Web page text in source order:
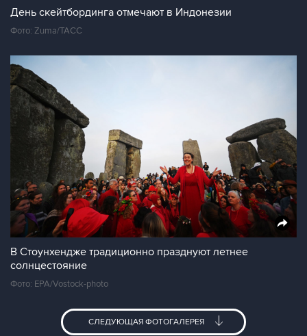
День скейтбординга отмечают в Индонезии
Фото: Zuma/ТАСС
В Стоунхендже традиционно празднуют летнее
солнцестояние
Фото: EPA/Vostock-photo
СЛЕДУЮЩАЯ ФОТОГАЛЕРЕЯ